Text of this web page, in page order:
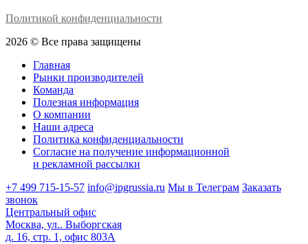
Политикой конфиденциальности
2026 © Все права защищены
Главная
Рынки производителей
Команда
Полезная информация
О компании
Наши адреса
Политика конфиденциальности
Согласие на получение информационной
и рекламной рассылки
+7 499 715-15-57 info@ipgrussia.ru Мы в Телеграм Заказать
звонок
Центральный офис
Москва, ул.. Выборгская
д. 16, стр. 1, офис 803А